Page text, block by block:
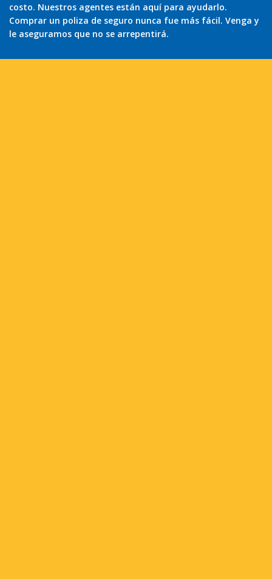
costo. Nuestros agentes están aquí para ayudarlo.
Comprar un poliza de seguro nunca fue más fácil. Venga y
le aseguramos que no se arrepentirá.